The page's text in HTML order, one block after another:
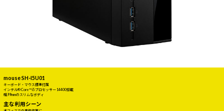
mouse SH-I5U01
キーボード・マウス標準付属
インテル® Core™ i5 プロセッサー 14400搭載
幅99mmのスリムなボディ
主な利用シーン